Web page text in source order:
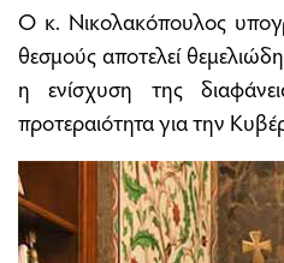
Ο κ. Νικολακόπουλος
θεσμούς αποτελεί
η ενίσχυση της
προτεραιότητα για την